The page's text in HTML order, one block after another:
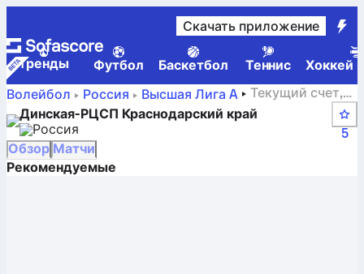
Скачать приложение
Tренды Футбол Баскетбол Теннис
Хоккей
Волейбол
Россия Высшая Лига A
Текущий счет,
расписание, матчи и турнирные таблицы Динская-
РЦСП Краснодарский край
Динская-РЦСП Краснодарский край
Россия
5
Обзор Матчи
Рекомендуемые